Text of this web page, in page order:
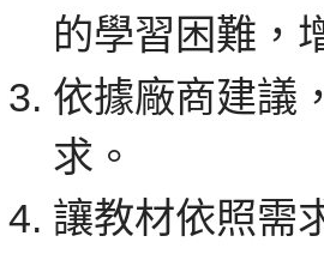
的學習困難，
依據廠商建議
求。
讓教材依照需